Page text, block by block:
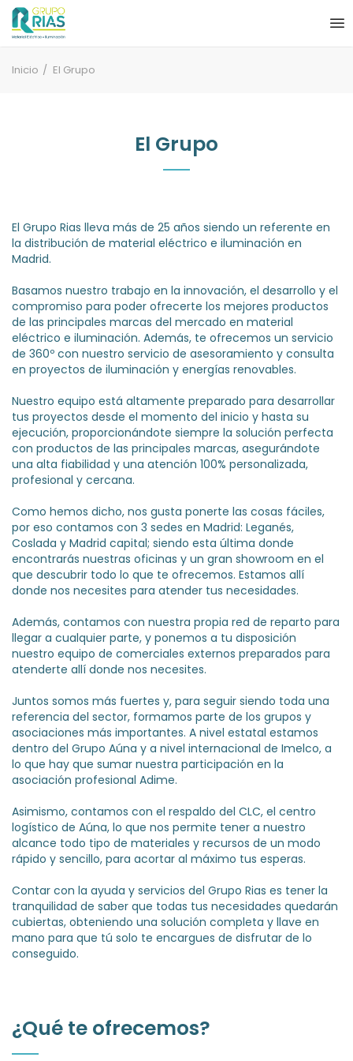
Inicio El Grupo
El Grupo
El Grupo Rias lleva más de 25 años siendo un referente en
la distribución de material eléctrico e iluminación en
Madrid.
Basamos nuestro trabajo en la innovación, el desarrollo y el
compromiso para poder ofrecerte los mejores productos
de las principales marcas del mercado en material
eléctrico e iluminación. Además, te ofrecemos un servicio
de 360º con nuestro servicio de asesoramiento y consulta
en proyectos de iluminación y energías renovables.
Nuestro equipo está altamente preparado para desarrollar
tus proyectos desde el momento del inicio y hasta su
ejecución, proporcionándote siempre la solución perfecta
con productos de las principales marcas, asegurándote
una alta fiabilidad y una atención 100% personalizada,
profesional y cercana.
Como hemos dicho, nos gusta ponerte las cosas fáciles,
por eso contamos con 3 sedes en Madrid: Leganés,
Coslada y Madrid capital; siendo esta última donde
encontrarás nuestras oficinas y un gran showroom en el
que descubrir todo lo que te ofrecemos. Estamos allí
donde nos necesites para atender tus necesidades.
Además, contamos con nuestra propia red de reparto para
llegar a cualquier parte, y ponemos a tu disposición
nuestro equipo de comerciales externos preparados para
atenderte allí donde nos necesites.
Juntos somos más fuertes y, para seguir siendo toda una
referencia del sector, formamos parte de los grupos y
asociaciones más importantes. A nivel estatal estamos
dentro del Grupo Aúna y a nivel internacional de Imelco, a
lo que hay que sumar nuestra participación en la
asociación profesional Adime.
Asimismo, contamos con el respaldo del CLC, el centro
logístico de Aúna, lo que nos permite tener a nuestro
alcance todo tipo de materiales y recursos de un modo
rápido y sencillo, para acortar al máximo tus esperas.
Contar con la ayuda y servicios del Grupo Rias es tener la
tranquilidad de saber que todas tus necesidades quedarán
cubiertas, obteniendo una solución completa y llave en
mano para que tú solo te encargues de disfrutar de lo
conseguido.
¿Qué te ofrecemos?